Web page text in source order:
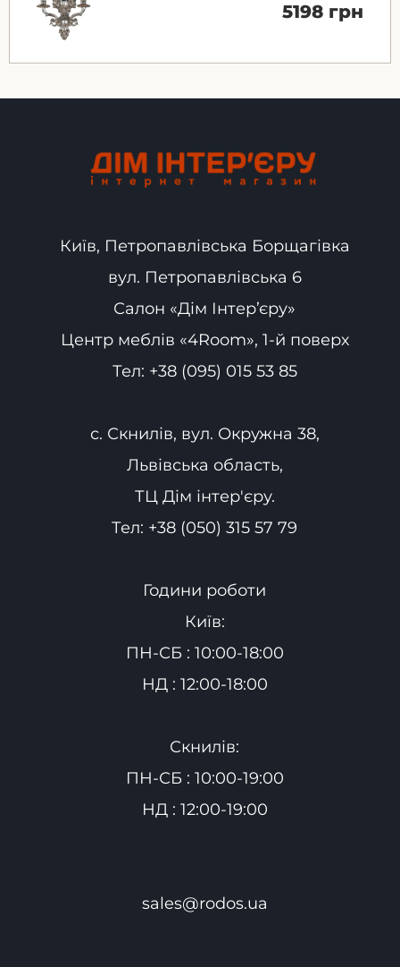
5198 грн
Київ, Петропавлівська Борщагівка
вул. Петропавлівська 6
Салон «Дім Інтер’єру»
Центр меблів «4Room», 1-й поверх
Тел: +38 (095) 015 53 85
с. Скнилів, вул. Окружна 38,
Львівська область,
ТЦ Дім інтер'єру.
Тел: +38 (050) 315 57 79
Години роботи
Київ:
ПН-СБ : 10:00-18:00
НД : 12:00-18:00
Скнилів:
ПН-СБ : 10:00-19:00
НД : 12:00-19:00
sales@rodos.ua